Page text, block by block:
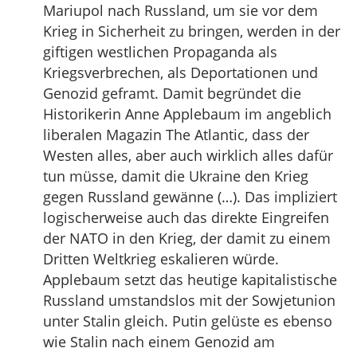
Mariupol nach Russland, um sie vor dem
Krieg in Sicherheit zu bringen, werden in der
giftigen westlichen Propaganda als
Kriegsverbrechen, als Deportationen und
Genozid geframt. Damit begründet die
Historikerin Anne Applebaum im angeblich
liberalen Magazin The Atlantic, dass der
Westen alles, aber auch wirklich alles dafür
tun müsse, damit die Ukraine den Krieg
gegen Russland gewänne (…). Das impliziert
logischerweise auch das direkte Eingreifen
der NATO in den Krieg, der damit zu einem
Dritten Weltkrieg eskalieren würde.
Applebaum setzt das heutige kapitalistische
Russland umstandslos mit der Sowjetunion
unter Stalin gleich. Putin gelüste es ebenso
wie Stalin nach einem Genozid am